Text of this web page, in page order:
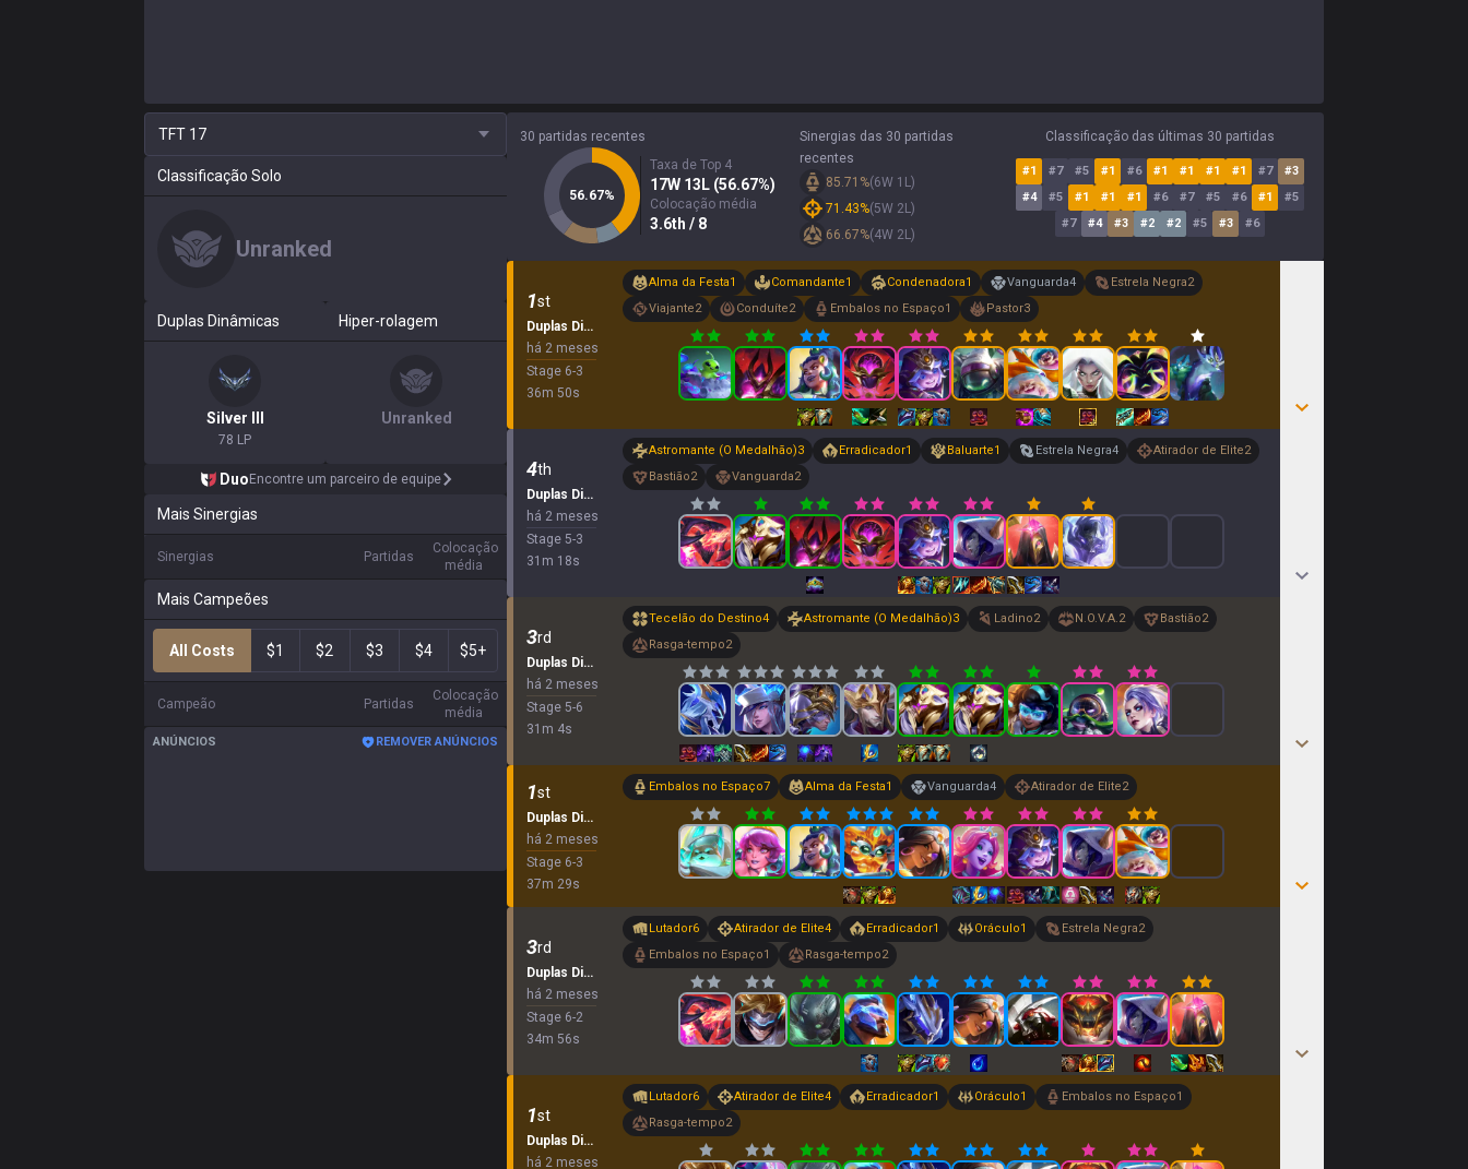
TFT 17
Classificação Solo
Unranked
Duplas Dinâmicas
Silver
78 LP
Hiper-rolagem
Unranked
Duo Encontre um parceiro de equipe
Mais Sinergias
Sinergias Partidas
Colocação
média
Mais Campeões
All Costs $1 $2 $3 $4 $5+
Campeão Partidas
Colocação
média
ANÚNCIOS REMOVER ANÚNCIOS
30 partidas recentes
56.67%
Taxa de Top 4
17W 13 L (56.67%)
Colocação média
3.6th / 8
Sinergias das 30 partidas
recentes
85.71 %(6W 1 L)
71.43%(5W 2L)
66.67%(4W 2L)
Classificação das últimas 30 partidas
#1 #7 #5 #1 #6 #1 #1 #1 #1 #7 #3
#4 #5 #1 #1 #1 #6 #7 #5 #6 #1 #5
#7 #4 #3 #2 #2 #5 #3 #6
1st
Duplas Dinâmicas
há 2 meses
Stage 6-3
36m 50s
Alma da Festa1 Comandante1 Condenadora1 Vanguarda4 Estrela Negra2
Viajante2 Conduíte2 Embalos no Espaço1 Pastor3
4th
Duplas Dinâmicas
há 2 meses
Stage 5-3
31 m 18s
Astromante (O Medalhão)3 Erradicador1 Baluarte1 Estrela Negra4 Atirador de Elite2
Bastião2 Vanguarda2
3rd
Duplas Dinâmicas
há 2 meses
Stage 5-6
31 m 4s
Tecelão do Destino4 Astromante (O Medalhão)3 Ladino2 N.O.V.A.2 Bastião2
Rasga-tempo2
1st
Duplas Dinâmicas
há 2 meses
Stage 6-3
37m 29s
Embalos no Espaço7 Alma da Festa1 Vanguarda4 Atirador de Elite2
3rd
Duplas Dinâmicas
há 2 meses
Stage 6-2
34m 56s
Lutador6 Atirador de Elite4 Erradicador1 Oráculo1 Estrela Negra2
Embalos no Espaço1 Rasga-tempo2
1st
Duplas Dinâmicas
há 2 meses
Lutador6 Atirador de Elite4 Erradicador1 Oráculo1 Embalos no Espaço1
Rasga-tempo2